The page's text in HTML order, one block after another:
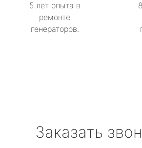
5 лет опыта в
ремонте
генераторов.
Заказать